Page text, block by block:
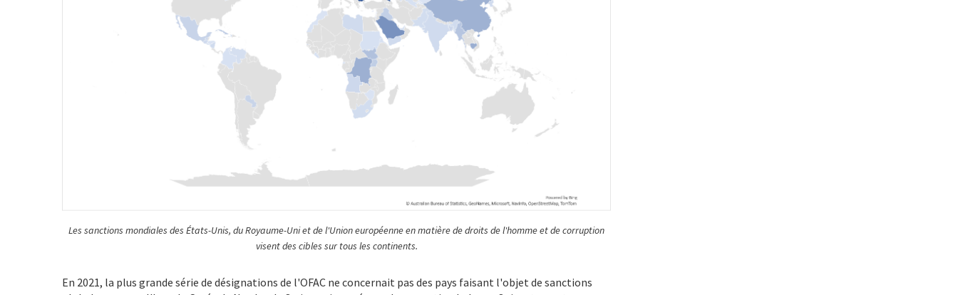
Les sanctions mondiales des États-Unis, du Royaume-Uni et de l'Union européenne en matière de droits de l'homme et de corruption
visent des cibles sur tous les continents.
En 2021, la plus grande série de désignations de l'OFAC ne concernait pas des pays faisant l'objet de sanctions